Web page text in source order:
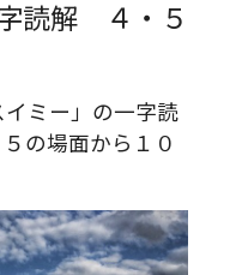
読解 ４・５
ミー」の一字読
の場面から１０